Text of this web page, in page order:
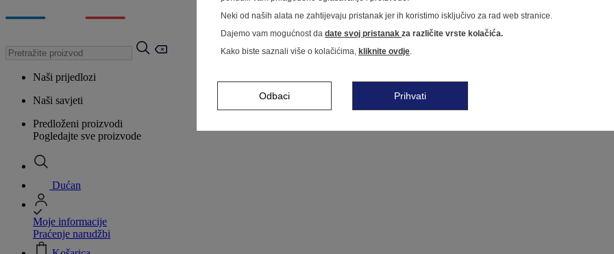
Naši prijedlozi
Naši savjeti
Predloženi proizvodi
Pogledajte sve proizvode
Dućan
Moje informacije
Praćenje narudžbi
Neki od naših alata ne zahtijevaju pristanak jer ih koristimo isključivo za rad web stranice.
Dajemo vam mogućnost da date svoj pristanak za različite vrste kolačića.
Kako biste saznali više o kolačićima, kliknite ovdje.
Odbaci Prihvati